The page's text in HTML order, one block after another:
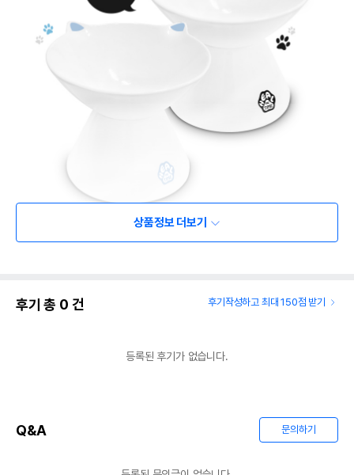
상품정보 더보기
후기 총 0 건 후기작성하고 최대 150점 받기
등록된 후기가 없습니다.
Q&A 문의하기